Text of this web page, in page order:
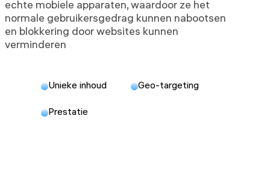
echte mobiele apparaten, waardoor ze het
normale gebruikersgedrag kunnen nabootsen
en blokkering door websites kunnen
verminderen
Unieke inhoud Geo-targeting
Prestatie